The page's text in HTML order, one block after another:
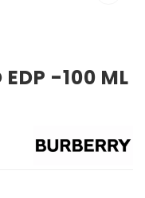
EDP -100 ML